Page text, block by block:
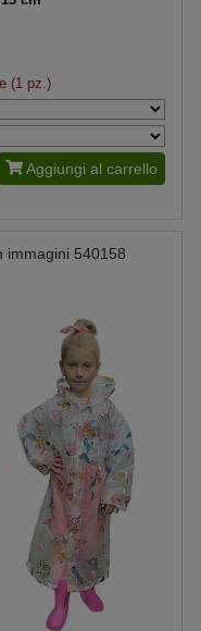
(1 pz.)
Aggiungi al carrello
immagini 540158